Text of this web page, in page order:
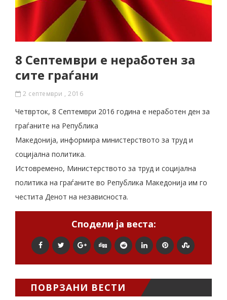
8 Септември е неработен за
сите граѓани
2 септември , 2016
Четврток, 8 Септември 2016 година е неработен ден за
граѓаните на Република
Македонија, информира министерството за труд и
социјална политика.
Истовремено, Министерството за труд и социјална
политика на граѓаните во Република Македонија им го
честита Денот на независноста.
Сподели ја веста:
ПОВРЗАНИ ВЕСТИ